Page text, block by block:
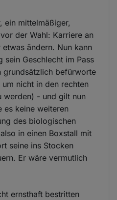
ein mittelmäßiger,
der Wahl: Karriere an
ändern. Nun kann
sein Geschlecht im Pass
grundsätzlich befürworte
nicht in den rechten
werden) - und gilt nun
es keine weiteren
des biologischen
in einen Boxstall mit
seine ins Stocken
Er wäre vermutlich
ernsthaft bestritten